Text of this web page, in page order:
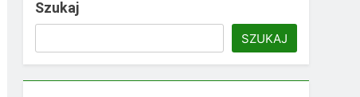
Szukaj
SZUKAJ